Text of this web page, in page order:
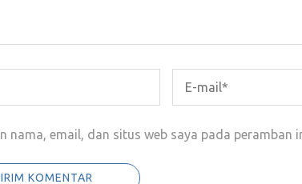
nama, email, dan situs web saya pada peramban